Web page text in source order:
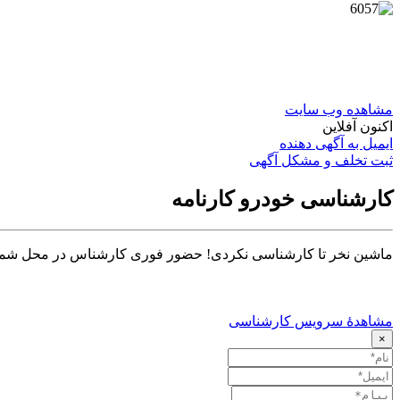
مشاهده وب سایت
اکنون آفلاین
ایمیل به آگهی دهنده
ثبت تخلف و مشکل آگهی
کارشناسی خودرو کارنامه
ماشین نخر تا کارشناسی نکردی! حضور فوری کارشناس در محل شما تا ۳۰
مشاهدهٔ سرویس کارشناسی
×